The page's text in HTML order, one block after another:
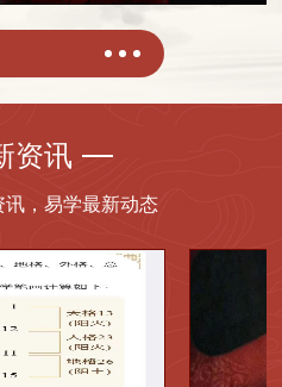
资讯
讯，易学最新动态